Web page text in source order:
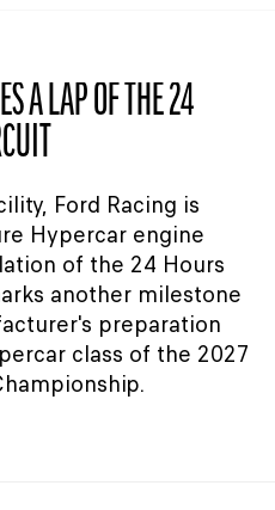
A LAP OF THE 24
Ford Racing is
Hypercar engine
of the 24 Hours
another milestone
preparation
class of the 2027